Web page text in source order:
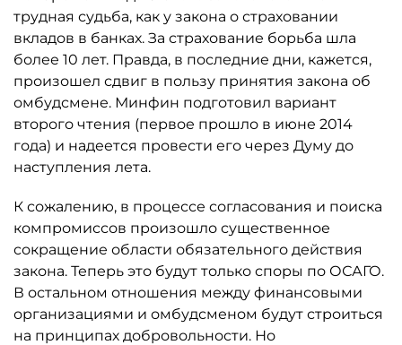
трудная судьба, как у закона о страховании
вкладов в банках. За страхование борьба шла
более 10 лет. Правда, в последние дни, кажется,
произошел сдвиг в пользу принятия закона об
омбудсмене. Минфин подготовил вариант
второго чтения (первое прошло в июне 2014
года) и надеется провести его через Думу до
наступления лета.
К сожалению, в процессе согласования и поиска
компромиссов произошло существенное
сокращение области обязательного действия
закона. Теперь это будут только споры по ОСАГО.
В остальном отношения между финансовыми
организациями и омбудсменом будут строиться
на принципах добровольности. Но